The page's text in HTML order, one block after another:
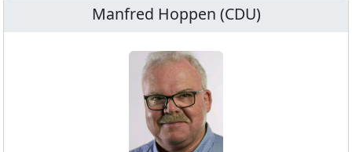
Manfred Hoppen (CDU)